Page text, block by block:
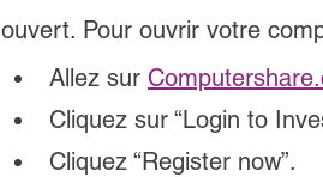
ouvert. Pour ouvrir votre
Allez sur
Cliquez sur “Login to
Cliquez “Register now”.